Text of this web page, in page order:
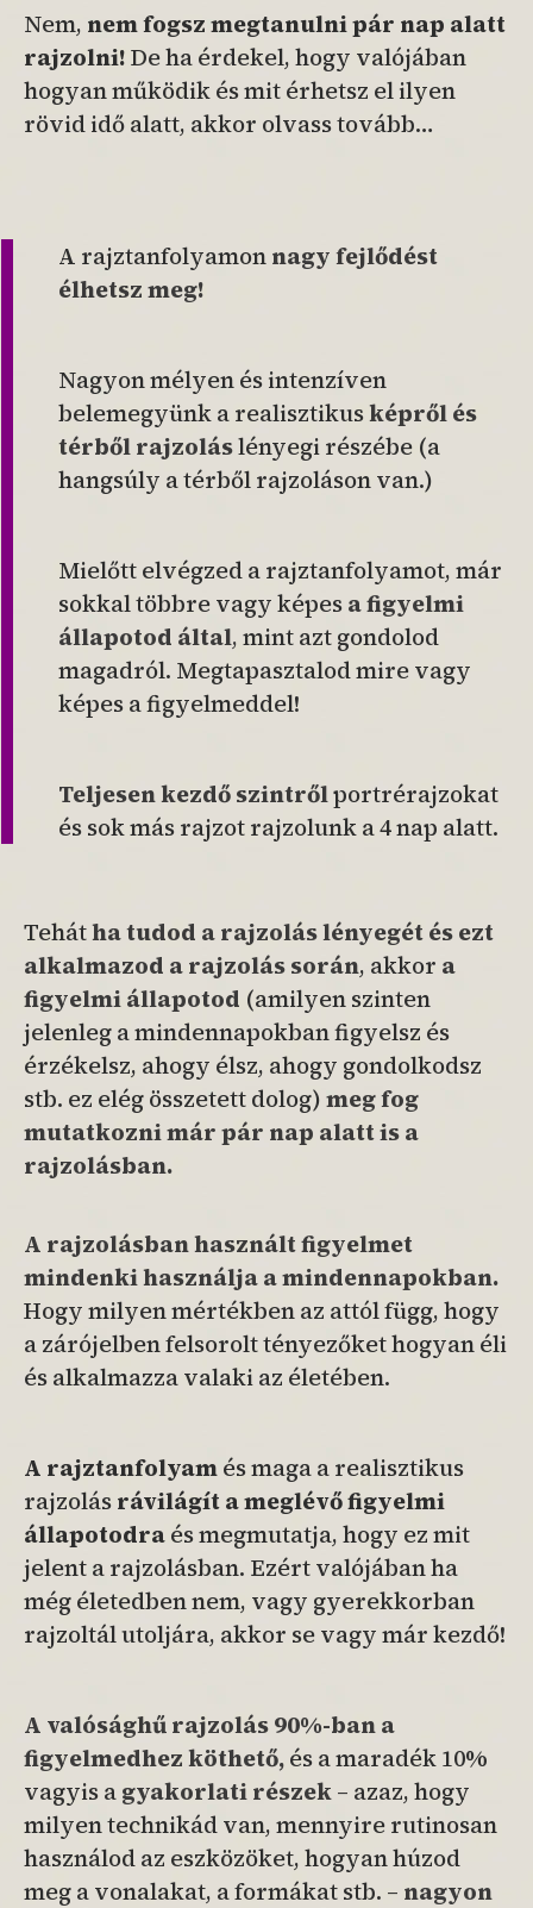
Nem, nem fogsz megtanulni pár nap alatt
rajzolni!De ha érdekel, hogy valójában
hogyan működik és mit érhetsz el ilyen
rövid idő alatt, akkor olvass tovább…
A rajztanfolyamonnagy fejlődést
élhetsz meg!
Nagyon mélyen és intenzíven
belemegyünk a realisztikusképről és
térből rajzoláslényegi részébe (a
hangsúly a térből rajzoláson van.)
Mielőtt elvégzed a rajztanfolyamot, már
sokkal többre vagy képesa figyelmi
állapotod által,mint azt gondolod
magadról. Megtapasztalod mire vagy
képes a figyelmeddel!
Teljesen kezdő szintrőlportrérajzokat
és sok más rajzot rajzolunk a 4 nap alatt.
Tehátha tudod a rajzolás lényegét és ezt
alkalmazod a rajzolás során, akkor a
figyelmi állapotod (amilyen szinten
jelenleg a mindennapokban figyelsz és
érzékelsz, ahogy élsz, ahogy gondolkodsz
stb. ez elég összetett dolog)meg fog
mutatkozni már pár nap alatt is a
rajzolásban.
A rajzolásban használt figyelmet
mindenki használja a mindennapokban.
Hogy milyen mértékben az attól függ, hogy
a zárójelben felsorolt tényezőket hogyan éli
és alkalmazza valaki az életében.
A rajztanfolyamés maga a realisztikus
rajzolásrávilágít a meglévő figyelmi
állapotodraés megmutatja, hogy ez mit
jelent a rajzolásban. Ezért valójában ha
még életedben nem, vagy gyerekkorban
rajzoltál utoljára, akkor se vagy már kezdő!
A valósághű rajzolás 90%-ban a
figyelmedhez köthető,és a maradék 10%
vagyis agyakorlati részek– azaz, hogy
milyen technikád van, mennyire rutinosan
használod az eszközöket, hogyan húzod
meg a vonalakat, a formákat stb. – nagyon